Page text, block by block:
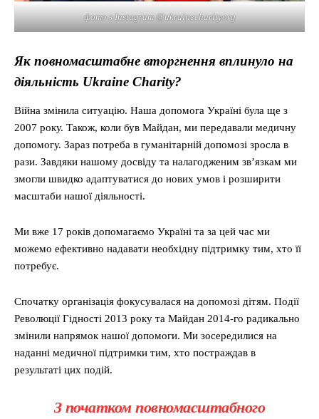
фото з Instagram @ukrainecharityorg
Як повномасштабне вторгнення вплинуло на
діяльність Ukraine Charity?
Війна змінила ситуацію. Наша допомога Україні була ще з
2007 року. Також, коли був Майдан, ми передавали медичну
допомогу. Зараз потреба в гуманітарній допомозі зросла в
рази. Завдяки нашому досвіду та налагодженим зв’язкам ми
змогли швидко адаптуватися до нових умов і розширити
масштаби нашої діяльності.
Ми вже 17 років допомагаємо Україні та за цей час ми
можемо ефективно надавати необхідну підтримку тим, хто її
потребує.
Спочатку організація фокусувалася на допомозі дітям. Події
Революції Гідності 2013 року та Майдан 2014-го радикально
змінили напрямок нашої допомоги. Ми зосередилися на
наданні медичної підтримки тим, хто постраждав в
результаті цих подій.
З початком повномасштабного